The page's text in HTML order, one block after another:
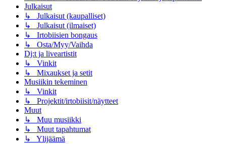
Julkaisut
↳ Julkaisut (kaupalliset)
↳ Julkaisut (ilmaiset)
↳ Irtobiisien bongaus
↳ Osta/Myy/Vaihda
Dj:t ja liveartistit
↳ Vinkit
↳ Mixaukset ja setit
Musiikin tekeminen
↳ Vinkit
↳ Projektit/irtobiisit/näytteet
Muut
↳ Muu musiikki
↳ Muut tapahtumat
↳ Ylijäämä